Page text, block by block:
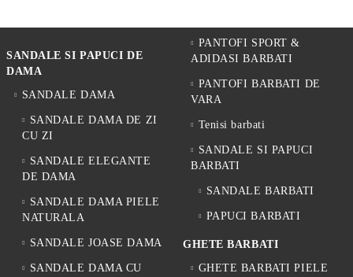
SANDALE SI PAPUCI DE
DAMA
SANDALE DAMA
SANDALE DAMA DE ZI
CU ZI
SANDALE ELEGANTE
DE DAMA
SANDALE DAMA PIELE
NATURALA
SANDALE JOASE DAMA
SANDALE DAMA CU
PANTOFI SPORT &
ADIDASI BARBATI
PANTOFI BARBATI DE
VARA
Tenisi barbati
SANDALE SI PAPUCI
BARBATI
SANDALE BARBATI
PAPUCI BARBATI
GHETE BARBATI
GHETE BARBATI PIELE